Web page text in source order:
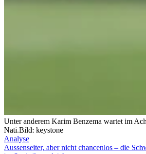
Unter anderem Karim Benzema wartet im
Nati.Bild: keystone
Analyse
Aussenseiter, aber nicht chancenlos – die